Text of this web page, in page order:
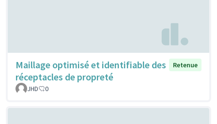
Maillage optimisé et identifiable des
réceptacles de propreté
Retenue
JHD 0